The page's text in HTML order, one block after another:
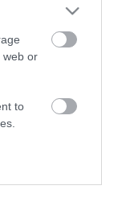
web or
to
14-én Egerbe
és a Vétó csapata.